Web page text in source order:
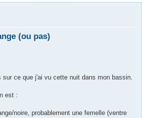
(ou pas)
ce que j'ai vu cette nuit dans mon bassin.
est :
noire, probablement une femelle (ventre